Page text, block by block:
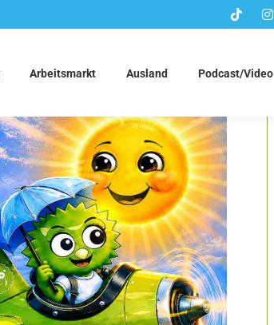
Arbeitsmarkt Ausland Podcast/Video